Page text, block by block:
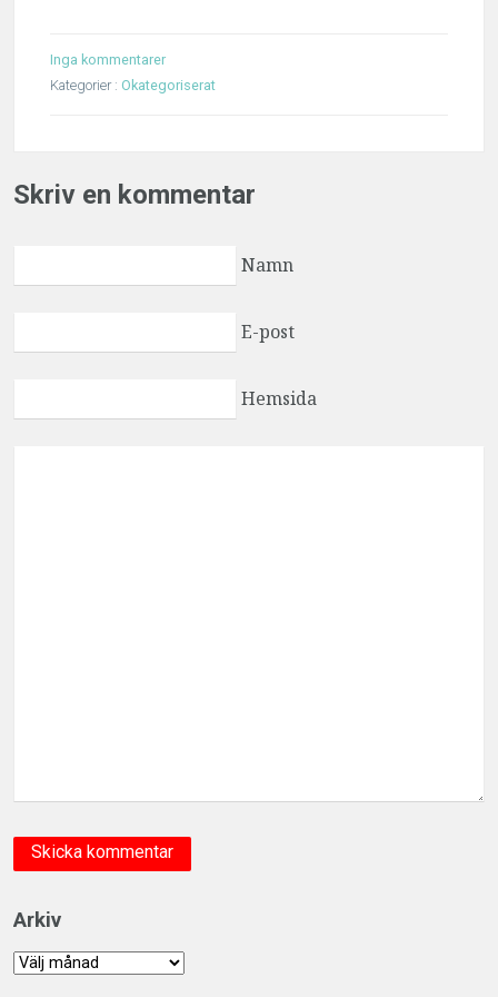
Inga kommentarer
Kategorier : Okategoriserat
Skriv en kommentar
Namn
E-post
Hemsida
Arkiv
Arkiv